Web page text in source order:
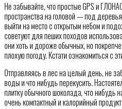
Не забывайте, что простые GPS и
пространства на головой — под
выйти на место с открытым небом и
советуют для пеших походов
они хоть и дороже обычных, но
плохую погоду. Кстати ознакомиться с
Отправляясь в лес на целый день, не
воды и что нибудь перекусить.
плитку обычного шоколада, что
очень компактный и калорийный продукт.